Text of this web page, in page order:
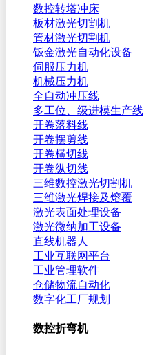
数控转塔冲床
板材激光切割机
管材激光切割机
钣金激光自动化设备
伺服压力机
机械压力机
全自动冲压线
多工位、级进模生产线
开卷落料线
开卷摆剪线
开卷横切线
开卷纵切线
三维数控激光切割机
三维激光焊接及熔覆
激光表面处理设备
激光微纳加工设备
直线机器人
工业互联网平台
工业管理软件
仓储物流自动化
数字化工厂规划
数控折弯机